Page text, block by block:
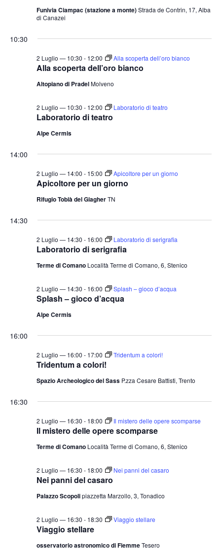
o
e
Funivia Ciampac (stazione a monte)Strada de Contrin, 17, Alba
di Canazei
10:30
Alla scoperta dell’oro bianco
2 Luglio — 10:30 - 12:00 Alla scoperta dell’oro bianco
Altopiano di PradelMolveno
Laboratorio di teatro
2 Luglio — 10:30 - 12:00 Laboratorio di teatro
Alpe Cermis
14:00
Apicoltore per un giorno
2 Luglio — 14:00 - 15:00 Apicoltore per un giorno
Rifugio Tobià del GiagherTN
14:30
Laboratorio di serigrafia
2 Luglio — 14:30 - 16:00 Laboratorio di serigrafia
Terme di Comano Località Terme di Comano, 6, Stenico
Splash – gioco d’acqua
2 Luglio — 14:30 - 16:00 Splash – gioco d’acqua
Alpe Cermis
16:00
Tridentum a colori!
2 Luglio — 16:00 - 17:00 Tridentum a colori!
Spazio Archeologico del Sass P.zza Cesare Battisti, Trento
16:30
Il mistero delle opere scomparse
2 Luglio — 16:30 - 18:00 Il mistero delle opere scomparse
Terme di Comano Località Terme di Comano, 6, Stenico
Nei panni del casaro
2 Luglio — 16:30 - 18:00 Nei panni del casaro
Palazzo Scopolipiazzetta Marzollo, 3, Tonadico
Viaggio stellare
2 Luglio — 16:30 - 18:30 Viaggio stellare
osservatorio astronomico di FiemmeTesero